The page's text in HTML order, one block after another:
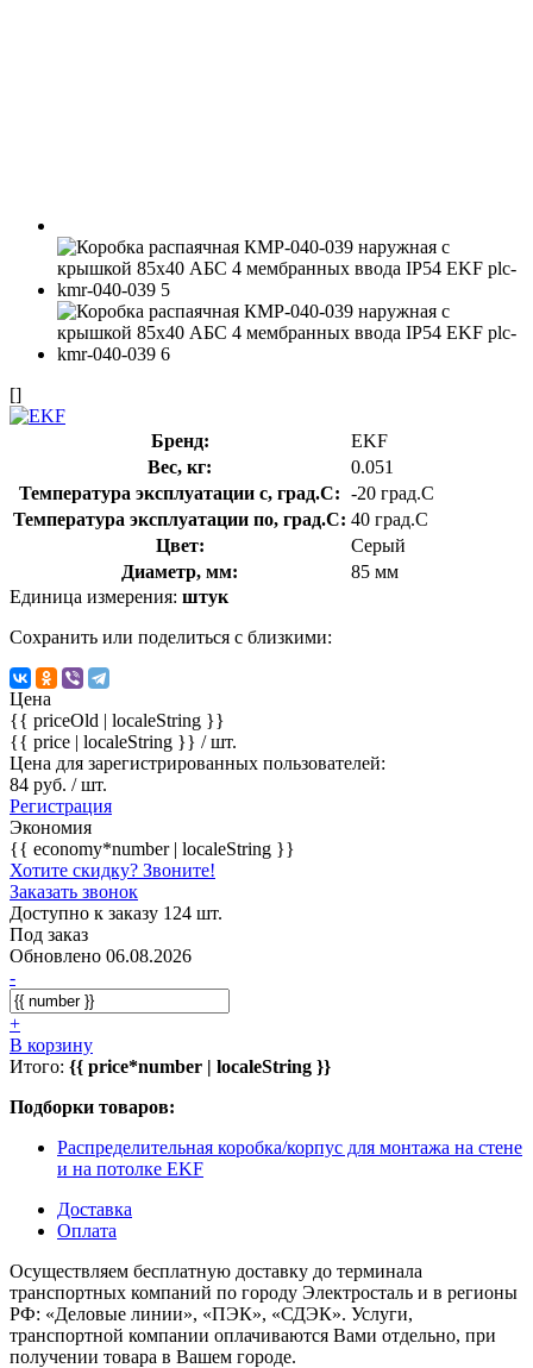
[]
Бренд:
EKF
Вес, кг:
0.051
Температура эксплуатации с, град.C: -20 град.C
Температура эксплуатации по, град.C: 40 град.C
Цвет:
Серый
Диаметр, мм:
85 мм
Единица измерения: штук
Сохранить или поделиться с близкими:
Цена
{{ priceOld | localeString }}
{{ price | localeString }} / шт.
Цена для зарегистрированных пользователей:
84 руб. / шт.
Регистрация
Экономия
{{ economy*number | localeString }}
Хотите скидку? Звоните!
Заказать звонок
Доступно к заказу 124 шт.
Под заказ
Обновлено 06.08.2026
-
+
В корзину
Итого: {{ price*number | localeString }}
Подборки товаров:
Распределительная коробка/корпус для монтажа на стене
и на потолке EKF
Доставка
Оплата
Осуществляем бесплатную доставку до терминала
транспортных компаний по городу Электросталь и в регионы
РФ: «Деловые линии», «ПЭК», «СДЭК». Услуги,
транспортной компании оплачиваются Вами отдельно, при
получении товара в Вашем городе.